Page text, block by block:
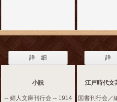
詳 細
小説
-- 婦人文庫刊行会 -- 1914
詳
江戸時代文
国書刊行会／